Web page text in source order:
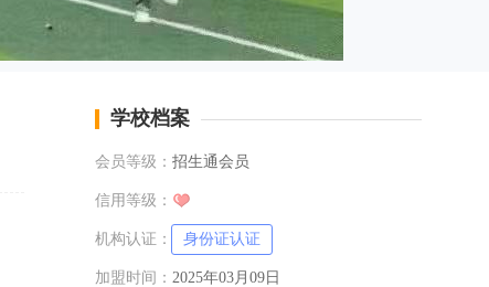
学校档案
会员等级： 招生通会员
信用等级：
机构认证： 身份证认证
加盟时间： 2025年03月09日